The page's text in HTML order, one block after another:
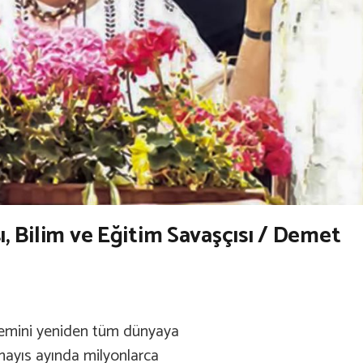
Bilim ve Eğitim Savaşçısı / Demet
yeniden tüm dünyaya
ayında milyonlarca